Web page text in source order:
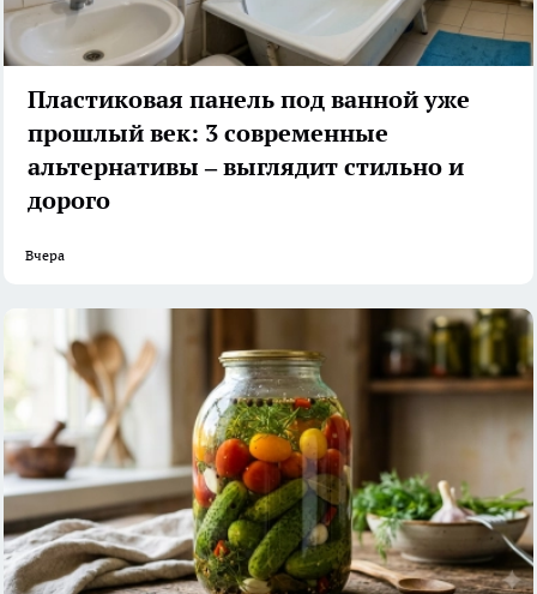
Пластиковая панель под ванной уже
прошлый век: 3 современные
альтернативы – выглядит стильно и
дорого
Вчера